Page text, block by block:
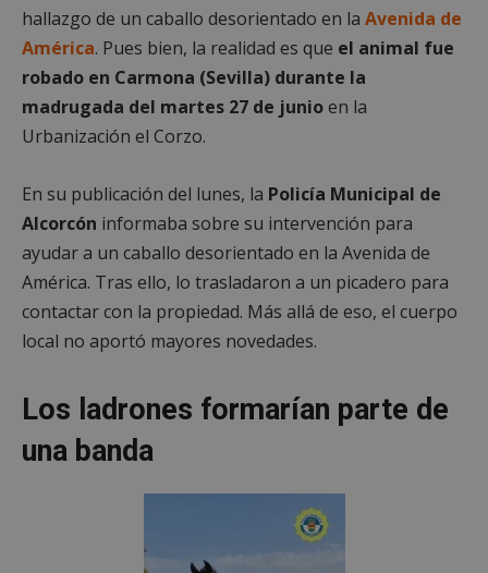
hallazgo de un caballo desorientado en la Avenida de
América. Pues bien, la realidad es que el animal fue
robado en Carmona (Sevilla) durante la
madrugada del martes 27 de junioen la
Urbanización el Corzo.
En su publicación del lunes, la Policía Municipal de
Alcorcón informaba sobre su intervención para
ayudar a un caballo desorientado en la Avenida de
América. Tras ello, lo trasladaron a un picadero para
contactar con la propiedad. Más allá de eso, el cuerpo
local no aportó mayores novedades.
Los ladrones formarían parte de
una banda